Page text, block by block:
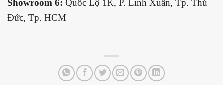
Showroom 6: Quốc Lộ 1K, P. Linh Xuân, Tp. Thủ
Đức, Tp. HCM